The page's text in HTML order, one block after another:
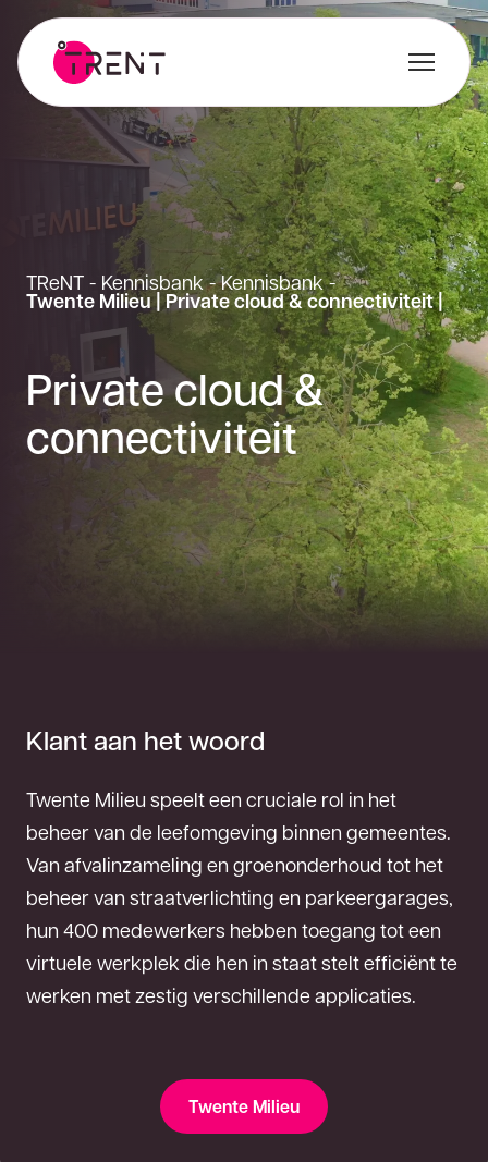
TReNT - Kennisbank - Kennisbank -
Twente Milieu | Private cloud & connectiviteit |
Private cloud &
connectiviteit
Klant aan het woord
Twente Milieu speelt een cruciale rol in het
beheer van de leefomgeving binnen gemeentes.
Van afvalinzameling en groenonderhoud tot het
beheer van straatverlichting en parkeergarages,
hun 400 medewerkers hebben toegang tot een
virtuele werkplek die hen in staat stelt efficiënt te
werken met zestig verschillende applicaties.
Twente Milieu